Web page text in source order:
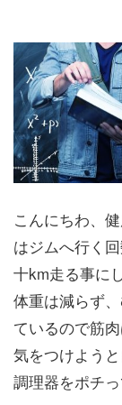
こんにちわ、
はジムへ行く
十km走る事に
体重は減らず
ているので筋
気をつけよう
調理器をポチっ